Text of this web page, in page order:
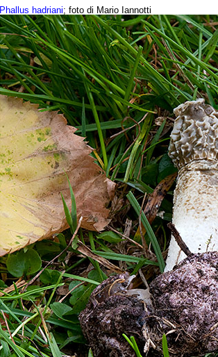
Phallus hadriani; foto di Mario Iannotti